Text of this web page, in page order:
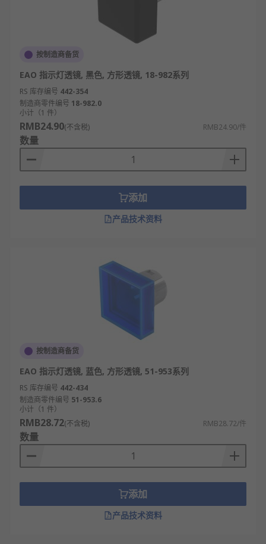
按制造商备货
EAO 指示灯透镜, 黑色, 方形透镜, 18-982系列
RS 库存编号 442-354
制造商零件编号 18-982.0
小计（1 件）
RMB24.90(不含税) RMB24.90/件
数量
添加
产品技术资料
按制造商备货
EAO 指示灯透镜, 蓝色, 方形透镜, 51-953系列
RS 库存编号 442-434
制造商零件编号 51-953.6
小计（1 件）
RMB28.72(不含税) RMB28.72/件
数量
添加
产品技术资料